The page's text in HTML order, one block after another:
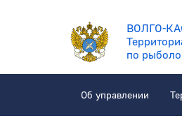
ВОЛГО-
по
Об управлении